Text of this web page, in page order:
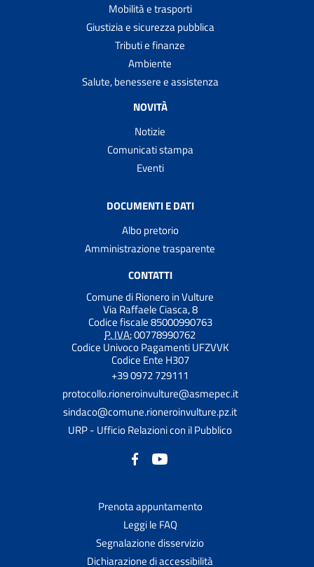
Mobilità e trasporti
Giustizia e sicurezza pubblica
Tributi e finanze
Ambiente
Salute, benessere e assistenza
NOVITÀ
Notizie
Comunicati stampa
Eventi
DOCUMENTI E DATI
Albo pretorio
Amministrazione trasparente
CONTATTI
Comune di Rionero in Vulture
Via Raffaele Ciasca, 8
Codice fiscale 85000990763
P. IVA:00778990762
Codice Univoco Pagamenti UFZVVK
Codice Ente H307
+39 0972 729111
protocollo.rioneroinvulture@asmepec.it
sindaco@comune.rioneroinvulture.pz.it
URP - Ufficio Relazioni con il Pubblico
Prenota appuntamento
Leggi le FAQ
Segnalazione disservizio
Dichiarazione di accessibilità